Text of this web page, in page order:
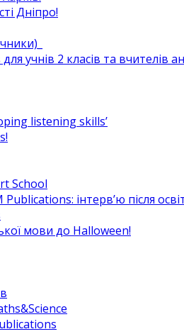
Дніпро!
учнів 2 класів та вчителів
listening skills’
School
інтерв’ю після
мови до Halloween!